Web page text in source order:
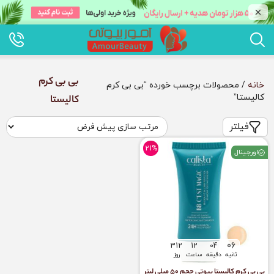
خانه / محصولات برچسب خورده “بی بی کرم
کالیستا”
بی بی کرم
کالیستا
فیلتر
اورجینال 21%
312
روز
12
ساعت
04
دقیقه
06
ثانیه